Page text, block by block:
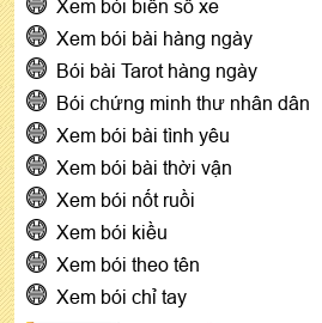
Xem bói biển số xe
Xem bói bài hàng ngày
Bói bài Tarot hàng ngày
Bói chứng minh thư nhân dân
Xem bói bài tình yêu
Xem bói bài thời vận
Xem bói nốt ruồi
Xem bói kiều
Xem bói theo tên
Xem bói chỉ tay